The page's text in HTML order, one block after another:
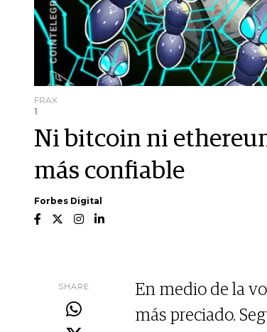
FRAX
1
Ni bitcoin ni
más confiable
Forbes Digital
SHARE
En medio de la
más preciado.